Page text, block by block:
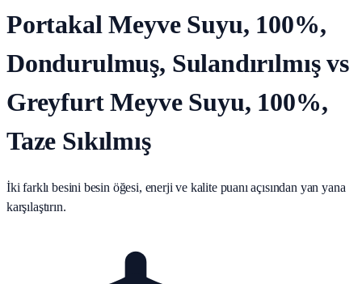
Portakal Meyve Suyu, 100%,
Dondurulmuş, Sulandırılmış vs
Greyfurt Meyve Suyu, 100%,
Taze Sıkılmış
İki farklı besini besin öğesi, enerji ve kalite puanı açısından yan yana
karşılaştırın.